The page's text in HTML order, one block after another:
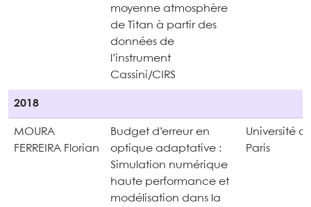
moyenne atmosphère
de Titan à partir des
données de
l’instrument
Cassini/CIRS
2018
MOURA
FERREIRA Florian
Budget d’erreur en
optique adaptative :
Simulation numérique
haute performance et
modélisation dans la
Université
Paris